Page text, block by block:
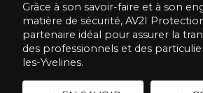
Grâce à son savoir-faire et à son
matière de sécurité, AV2I
partenaire idéal pour assurer la
des professionnels et des
les-Yvelines.